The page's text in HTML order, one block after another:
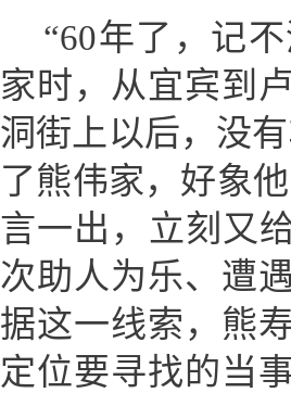
“60年了，记
家时，从宜宾到
洞街上以后，没
了熊伟家，好象
言一出，立刻又
次助人为乐、遭
据这一线索，熊
定位要寻找的当